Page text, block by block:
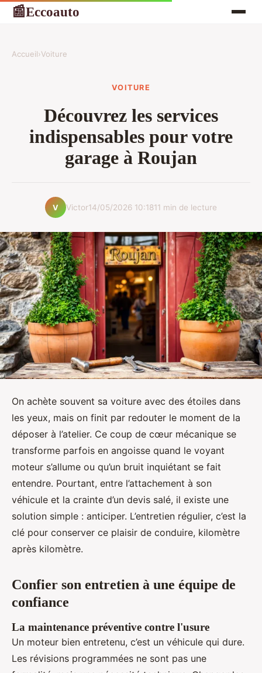
📰Eccoauto
Accueil›Voiture
VOITURE
Découvrez les services
indispensables pour votre
garage à Roujan
V Victor14/05/2026 10:1811 min de lecture
On achète souvent sa voiture avec des étoiles dans
les yeux, mais on finit par redouter le moment de la
déposer à l’atelier. Ce coup de cœur mécanique se
transforme parfois en angoisse quand le voyant
moteur s’allume ou qu’un bruit inquiétant se fait
entendre. Pourtant, entre l’attachement à son
véhicule et la crainte d’un devis salé, il existe une
solution simple : anticiper. L’entretien régulier, c’est la
clé pour conserver ce plaisir de conduire, kilomètre
après kilomètre.
Confier son entretien à une équipe de
confiance
La maintenance préventive contre l'usure
Un moteur bien entretenu, c’est un véhicule qui dure.
Les révisions programmées ne sont pas une